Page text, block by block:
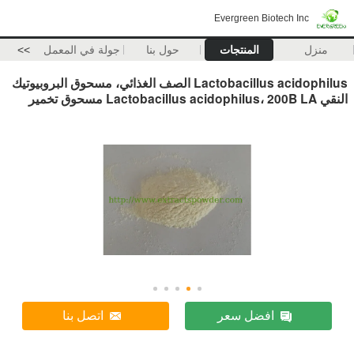
Evergreen Biotech Inc
منزل المنتجات حول بنا جولة في المعمل >>
Lactobacillus acidophilus الصف الغذائي، مسحوق البروبيوتيك
النقي Lactobacillus acidophilus، 200B LA مسحوق تخمير
افضل سعر اتصل بنا